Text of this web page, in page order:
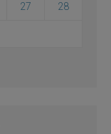
27 28